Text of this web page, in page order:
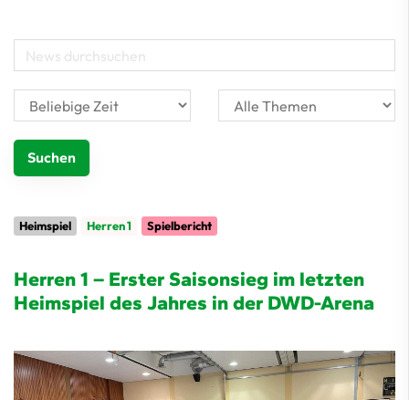
Heimspiel Herren 1 Spielbericht
Herren 1 – Erster Saisonsieg im letzten
Heimspiel des Jahres in der DWD-Arena